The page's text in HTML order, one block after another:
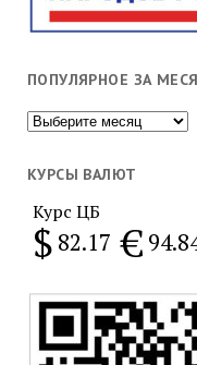
ПОПУЛЯРНОЕ ЗА
Популярное
месяц
КУРСЫ ВАЛЮТ
Курс ЦБ
$ 82.17 €